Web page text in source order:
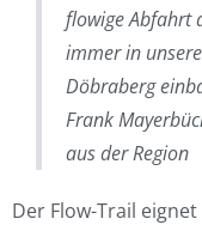
flowige Abfahrt
immer in
Döbraberg
Frank
aus der Region
Der Flow-Trail